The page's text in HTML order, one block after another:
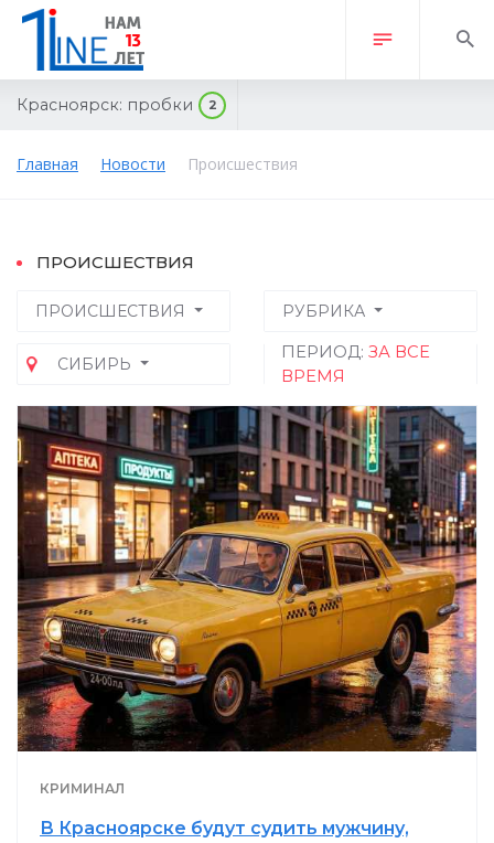
Красноярск: пробки 2
Главная Новости Происшествия
ПРОИСШЕСТВИЯ
ПРОИСШЕСТВИЯ РУБРИКА
СИБИРЬ
ПЕРИОД: ЗА ВСЕ
ВРЕМЯ
КРИМИНАЛ
В Красноярске будут судить мужчину,